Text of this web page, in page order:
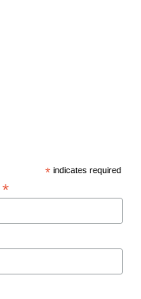
* indicates required
*